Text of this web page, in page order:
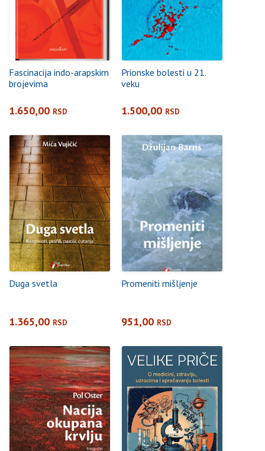
Fascinacija indo-arapskim
brojevima
1.650,00 RSD
Prionske bolesti u 21.
veku
1.500,00 RSD
Duga svetla
1.365,00 RSD
Promeniti mišljenje
951,00 RSD